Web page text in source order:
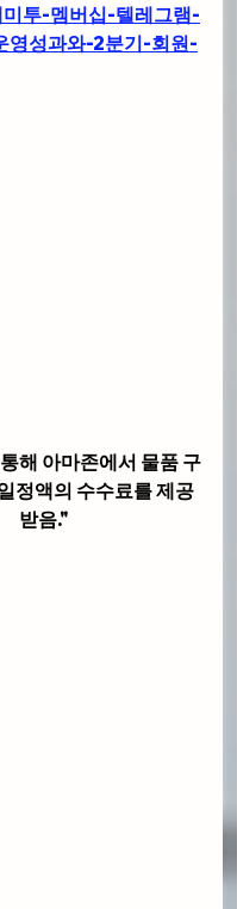
투-멤버십-텔레그램-
영성과와-2분기-회원-
해 아마존에서 물품 구
정액의 수수료를 제공
받음."